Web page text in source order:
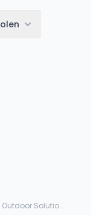
Recycled Outdoor Solutions